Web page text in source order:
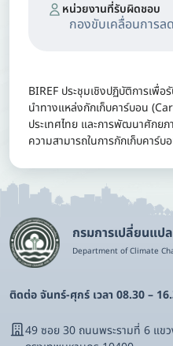
หน่วยงานที่รับผิดชอบ
กองขับเคลื่อนการล
BIREF ประชุมเชิงปฏิบัติการเพื่
นำทางแหล่งกักเก็บคาร์บอน
ประเทศไทย และการพัฒนาศักย
ความสามารถในการกักเก็บคาร์บ
กรมการเปลี่ยนแป
Department of Climate
ติดต่อ จันทร์-ศุกร์ เวลา 08.30 –
49 ซอย 30 ถนนพระรามที่ 6 แข